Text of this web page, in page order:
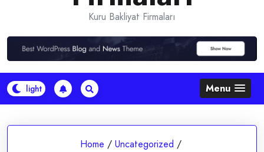
Kuru Bakliyat Firmaları
Menu
Home / Uncategorized /